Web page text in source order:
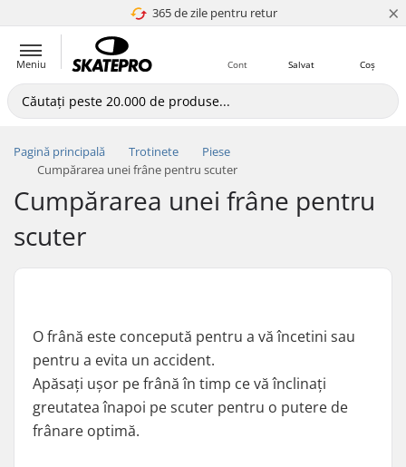
365 de zile pentru retur
4.8 a 5 ×
Meniu Coș
Salvat
Cont
Pagină principală Trotinete
Piese
Cumpărarea unei frâne pentru scuter
Cumpărarea unei frâne pentru
scuter
O frână este concepută pentru a vă încetini sau
pentru a evita un accident.
Apăsați ușor pe frână în timp ce vă înclinați
greutatea înapoi pe scuter pentru o putere de
frânare optimă.